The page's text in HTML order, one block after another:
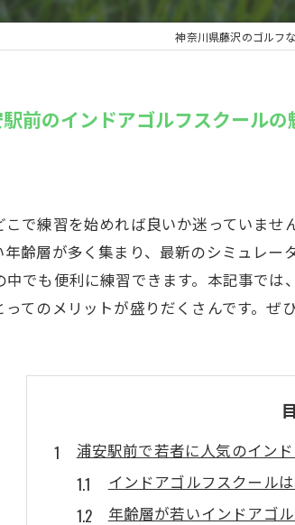
神奈川県藤沢のゴルフ
前のインドアゴルフスクールの
で練習を始めれば良いか迷っていま
齢層が多く集まり、最新のシミュレ
でも便利に練習できます。本記事で
てのメリットが盛りだくさんです。ぜ
浦安駅前で若者に人気のイン
インドアゴルフスクール
年齢層が若いインドアゴ